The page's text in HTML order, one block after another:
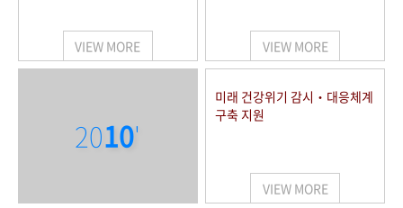
VIEW MORE VIEW MORE
2010'
미래 건강위기 감시‧대응체계
구축 지원
VIEW MORE